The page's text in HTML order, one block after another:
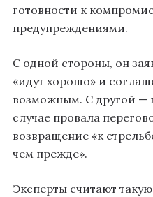
готовности к
предупреждениями.
С одной стороны, он
«идут хорошо» и
возможным. С другой —
случае провала
возвращение «к
чем прежде».
Эксперты считают